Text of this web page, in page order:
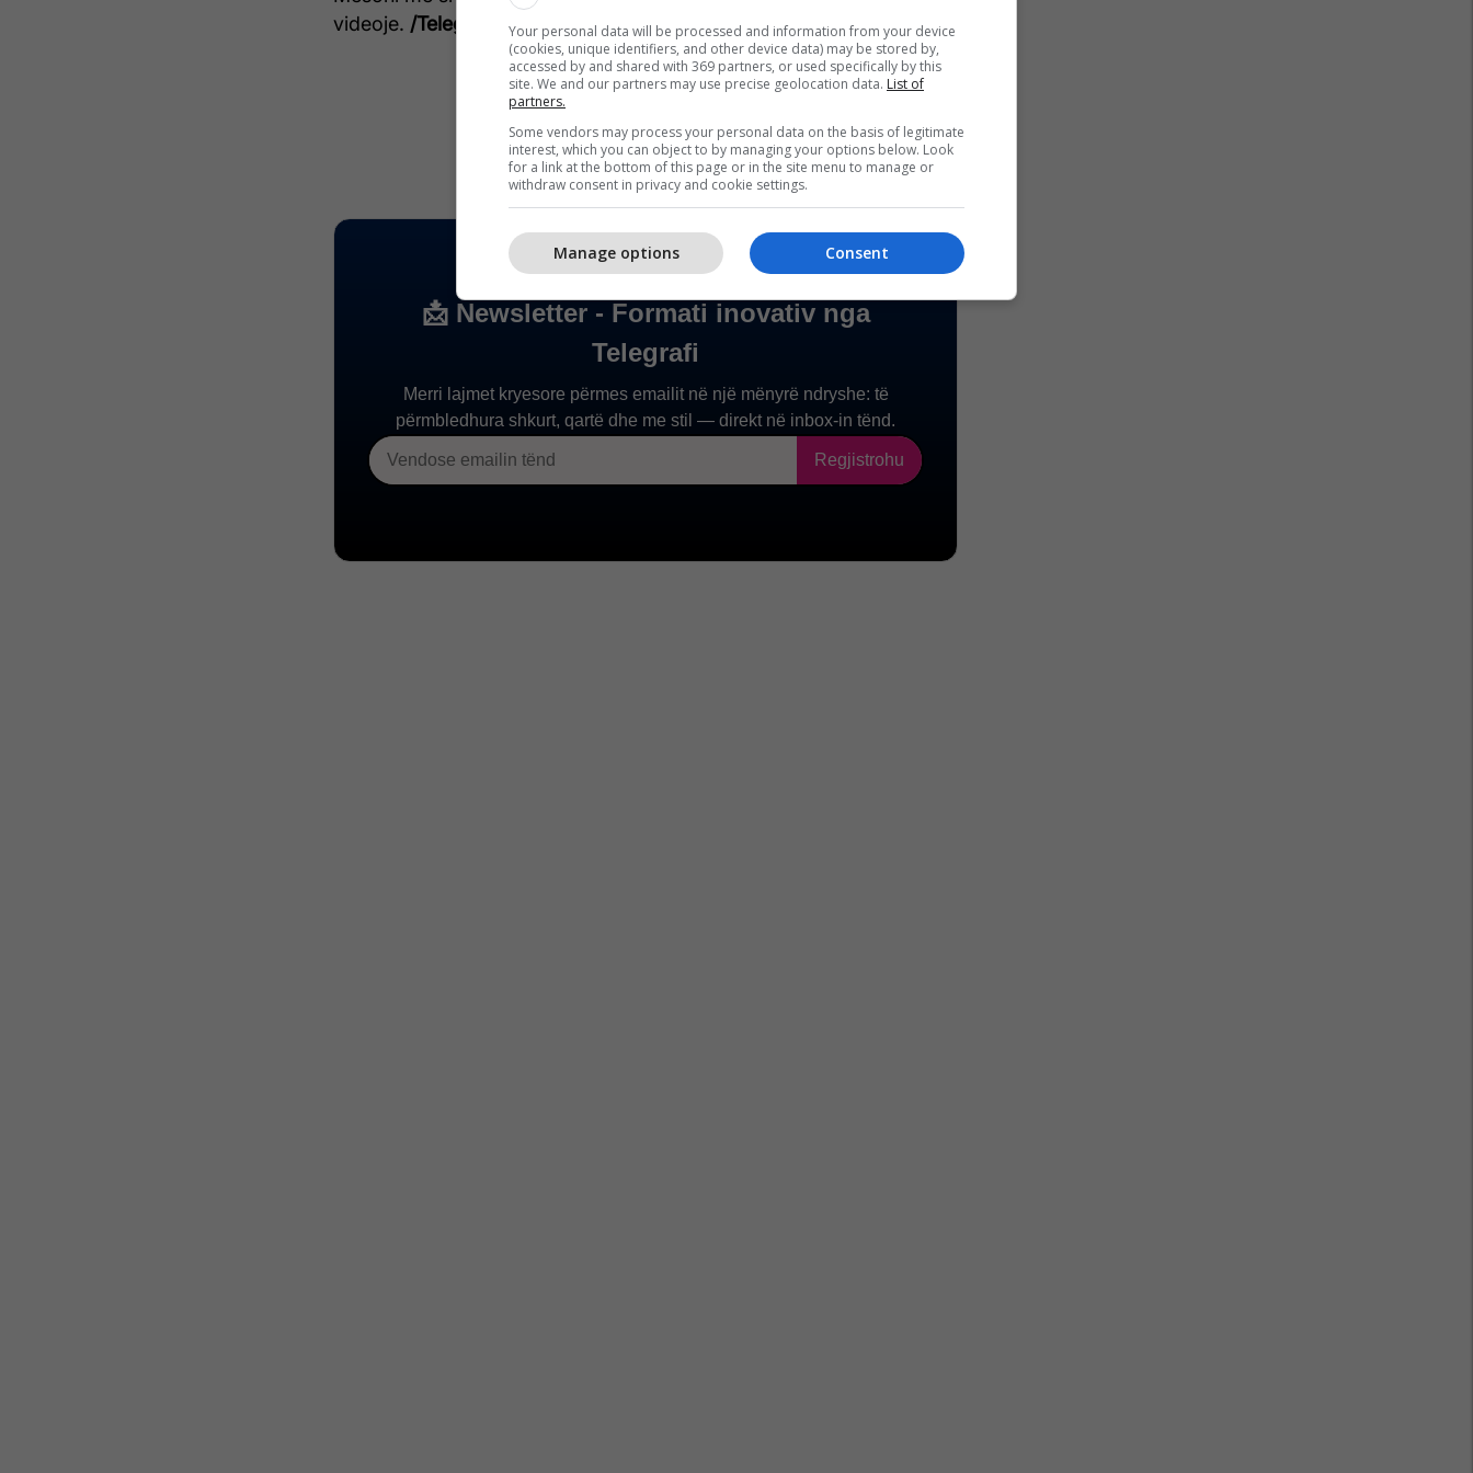
videoje. /Telegrafi/
Your personal data will be processed and information from your device
(cookies, unique identifiers, and other device data) may be stored by,
accessed by and shared with 369 partners, or used specifically by this
site. We and our partners may use precise geolocation data. List of
partners.
Some vendors may process your personal data on the basis of legitimate
interest, which you can object to by managing your options below. Look
for a link at the bottom of this page or in the site menu to manage or
withdraw consent in privacy and cookie settings.
Consent
Manage options